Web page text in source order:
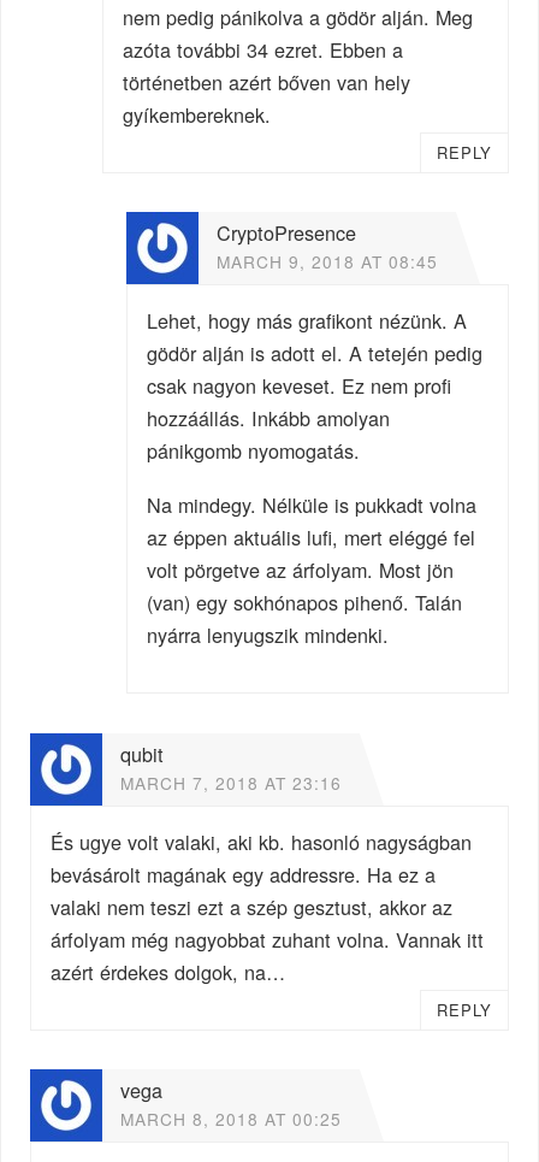
nem pedig pánikolva a gödör alján. Meg
azóta további 34 ezret. Ebben a
történetben azért bőven van hely
gyíkembereknek.
REPLY
CryptoPresence
MARCH 9, 2018 AT 08:45
Lehet, hogy más grafikont nézünk. A
gödör alján is adott el. A tetején pedig
csak nagyon keveset. Ez nem profi
hozzáállás. Inkább amolyan
pánikgomb nyomogatás.
Na mindegy. Nélküle is pukkadt volna
az éppen aktuális lufi, mert eléggé fel
volt pörgetve az árfolyam. Most jön
(van) egy sokhónapos pihenő. Talán
nyárra lenyugszik mindenki.
qubit
MARCH 7, 2018 AT 23:16
És ugye volt valaki, aki kb. hasonló nagyságban
bevásárolt magának egy addressre. Ha ez a
valaki nem teszi ezt a szép gesztust, akkor az
árfolyam még nagyobbat zuhant volna. Vannak itt
azért érdekes dolgok, na…
REPLY
vega
MARCH 8, 2018 AT 00:25